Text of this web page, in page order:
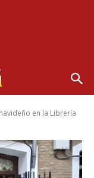
en la Librería